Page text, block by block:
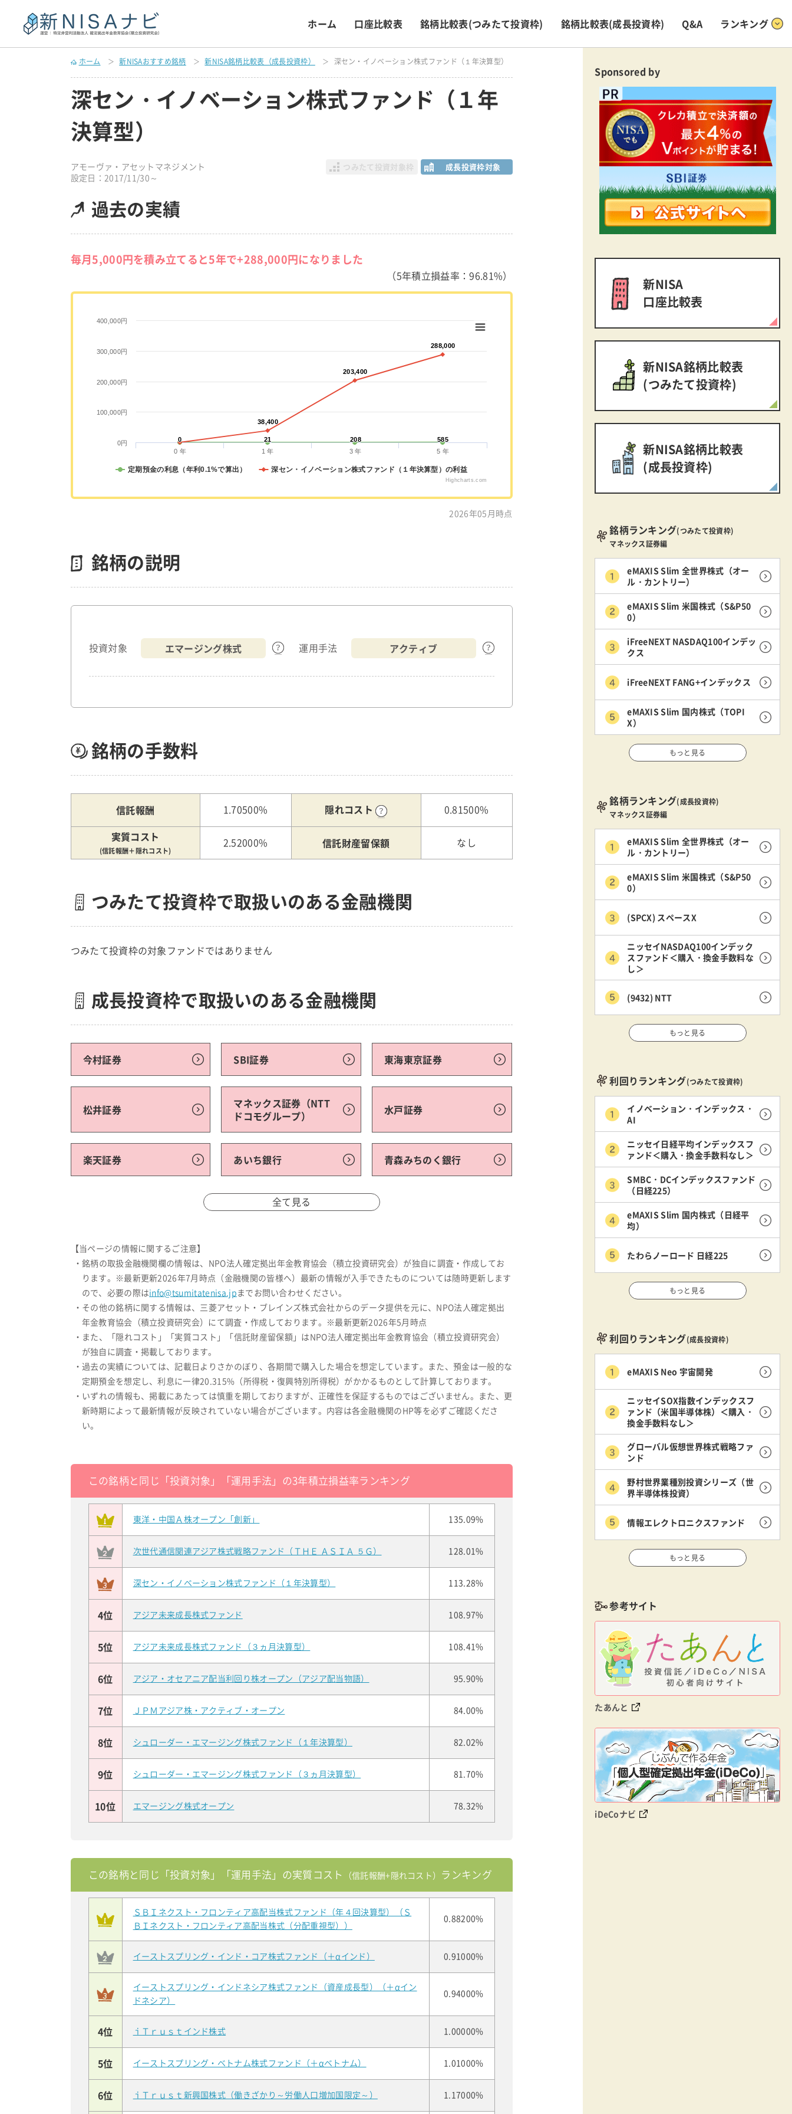
ホーム 口座比較表 銘柄比較表(つみたて投資枠) 銘柄比較表(成長投資枠) Q&A ランキング
ホーム 新NISAおすすめ銘柄 新NISA銘柄比較表（成長投資枠） 深セン・イノベーション株式ファンド（１年決算型）
深セン・イノベーション株式ファンド（１年
決算型）
アモーヴァ・アセットマネジメント
設定日：2017/11/30～
つみたて投資対象枠 成長投資枠対象
過去の実績
毎月5,000円を積み立てると5年で+288,000円になりました
（5年積立損益率：96.81%）
0
0 21
21 208
208 585
585
38,400
38,400
203,400
203,400
288,000
288,000
定期預金の利息（年利0.1%で算出） 深セン・イノベーション株式ファンド（１年決算型）の利益
0 年 1 年 3 年 5 年
0円
100,000円
200,000円
300,000円
400,000円
Highcharts.com
2026年05月時点
銘柄の説明
投資対象 エマージング株式 運用手法 アクティブ
銘柄の手数料
信託報酬 1.70500% 隠れコスト 0.81500%
実質コスト
(信託報酬＋隠れコスト)
2.52000% 信託財産留保額 なし
つみたて投資枠で取扱いのある金融機関
つみたて投資枠の対象ファンドではありません
成長投資枠で取扱いのある金融機関
今村証券 SBI証券 東海東京証券
松井証券
マネックス証券（NTT
ドコモグループ）
水戸証券
楽天証券 あいち銀行 青森みちのく銀行
全て見る
【当ページの情報に関するご注意】
・銘柄の取扱金融機関欄の情報は、NPO法人確定拠出年金教育協会（積立投資研究会）が独自に調査・作成してお
ります。※最新更新2026年7月時点（金融機関の皆様へ）最新の情報が入手できたものについては随時更新します
ので、必要の際はinfo@tsumitatenisa.jp までお問い合わせください。
・その他の銘柄に関する情報は、三菱アセット・ブレインズ株式会社からのデータ提供を元に、NPO法人確定拠出
年金教育協会（積立投資研究会）にて調査・作成しております。※最新更新2026年5月時点
・また、「隠れコスト」「実質コスト」「信託財産留保額」はNPO法人確定拠出年金教育協会（積立投資研究会）
が独自に調査・掲載しております。
・過去の実績については、記載日よりさかのぼり、各期間で購入した場合を想定しています。また、預金は一般的な
定期預金を想定し、利息に一律20.315%（所得税・復興特別所得税）がかかるものとして計算しております。
・いずれの情報も、掲載にあたっては慎重を期しておりますが、正確性を保証するものではございません。また、更
新時期によって最新情報が反映されていない場合がございます。内容は各金融機関のHP等を必ずご確認くださ
い。
この銘柄と同じ「投資対象」「運用手法」の3年積立損益率ランキング
東洋・中国Ａ株オープン「創新」 135.09%
次世代通信関連アジア株式戦略ファンド（ＴＨＥ ＡＳＩＡ ５Ｇ） 128.01%
深セン・イノベーション株式ファンド（１年決算型） 113.28%
4位 アジア未来成長株式ファンド 108.97%
5位 アジア未来成長株式ファンド（３ヵ月決算型） 108.41%
6位 アジア・オセアニア配当利回り株オープン（アジア配当物語） 95.90%
7位 ＪＰＭアジア株・アクティブ・オープン 84.00%
8位 シュローダー・エマージング株式ファンド（１年決算型） 82.02%
9位 シュローダー・エマージング株式ファンド（３ヵ月決算型） 81.70%
10位 エマージング株式オープン 78.32%
この銘柄と同じ「投資対象」「運用手法」の実質コスト （信託報酬+隠れコスト） ランキング
ＳＢＩネクスト・フロンティア高配当株式ファンド（年４回決算型）（Ｓ
ＢＩネクスト・フロンティア高配当株式（分配重視型））
0.88200%
イーストスプリング・インド・コア株式ファンド（＋αインド） 0.91000%
イーストスプリング・インドネシア株式ファンド（資産成長型）（＋αイン
ドネシア）
0.94000%
4位 ｉＴｒｕｓｔインド株式 1.00000%
5位 イーストスプリング・ベトナム株式ファンド（＋αベトナム） 1.01000%
6位 ｉＴｒｕｓｔ新興国株式（働きざかり～労働人口増加国限定～） 1.17000%
Sponsored by
新NISA
口座比較表
新NISA銘柄比較表
(つみたて投資枠)
新NISA銘柄比較表
(成長投資枠)
銘柄ランキング(つみたて投資枠)
マネックス証券編
eMAXIS Slim 全世界株式（オー
ル・カントリー）
eMAXIS Slim 米国株式（S&P50
0）
iFreeNEXT NASDAQ100インデッ
クス
iFreeNEXT FANG+インデックス
eMAXIS Slim 国内株式（TOPI
X）
もっと見る
銘柄ランキング(成長投資枠)
マネックス証券編
eMAXIS Slim 全世界株式（オー
ル・カントリー）
eMAXIS Slim 米国株式（S&P50
0）
(SPCX) スペースX
ニッセイNASDAQ100インデック
スファンド＜購入・換金手数料な
し＞
(9432) NTT
もっと見る
利回りランキング(つみたて投資枠)
イノベーション・インデックス・
AI
ニッセイ日経平均インデックスフ
ァンド＜購入・換金手数料なし＞
SMBC・DCインデックスファンド
（日経225）
eMAXIS Slim 国内株式（日経平
均）
たわらノーロード 日経225
もっと見る
利回りランキング(成長投資枠)
eMAXIS Neo 宇宙開発
ニッセイSOX指数インデックスフ
ァンド（米国半導体株）＜購入・
換金手数料なし＞
グローバル仮想世界株式戦略ファ
ンド
野村世界業種別投資シリーズ（世
界半導体株投資）
情報エレクトロニクスファンド
もっと見る
参考サイト
たあんと
iDeCoナビ